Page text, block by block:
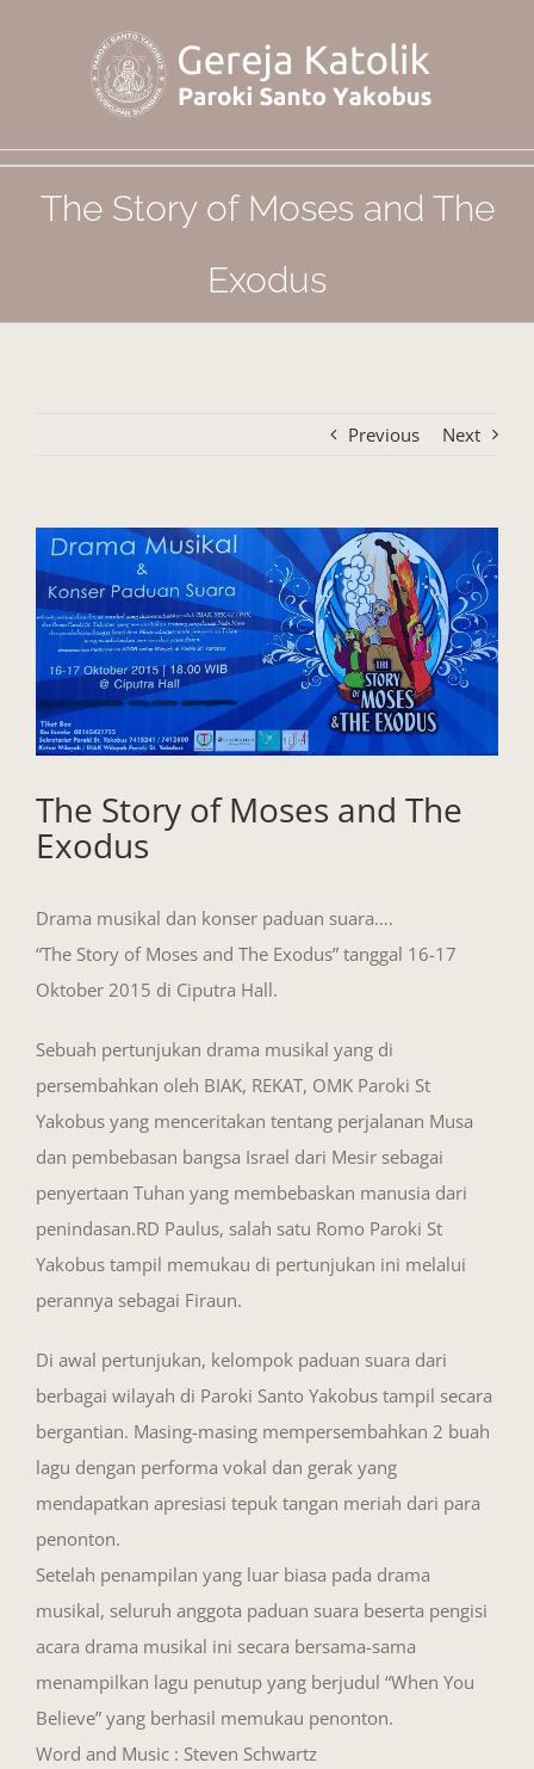
The Story of Moses and The
Exodus
Previous Next
View
Larger
Image
The Story of Moses and The
Exodus
Drama musikal dan konser paduan suara….
“The Story of Moses and The Exodus” tanggal 16-17
Oktober 2015 di Ciputra Hall.
Sebuah pertunjukan drama musikal yang di
persembahkan oleh BIAK, REKAT, OMK Paroki St
Yakobus yang menceritakan tentang perjalanan Musa
dan pembebasan bangsa Israel dari Mesir sebagai
penyertaan Tuhan yang membebaskan manusia dari
penindasan.RD Paulus, salah satu Romo Paroki St
Yakobus tampil memukau di pertunjukan ini melalui
perannya sebagai Firaun.
Di awal pertunjukan, kelompok paduan suara dari
berbagai wilayah di Paroki Santo Yakobus tampil secara
bergantian. Masing-masing mempersembahkan 2 buah
lagu dengan performa vokal dan gerak yang
mendapatkan apresiasi tepuk tangan meriah dari para
penonton.
Setelah penampilan yang luar biasa pada drama
musikal, seluruh anggota paduan suara beserta pengisi
acara drama musikal ini secara bersama-sama
menampilkan lagu penutup yang berjudul “When You
Believe” yang berhasil memukau penonton.
Word and Music : Steven Schwartz